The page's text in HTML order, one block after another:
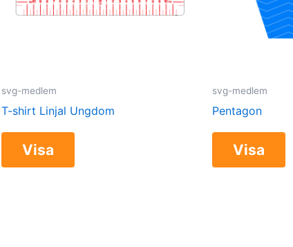
svg-medlem
T-shirt Linjal Ungdom
Visa
svg-medlem
Pentagon
Visa